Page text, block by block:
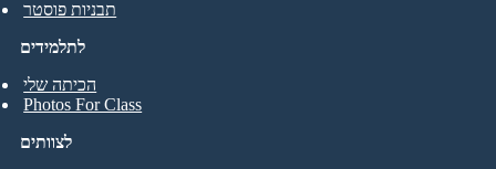
לתלמידים
הכיתה שלי
Photos For Class
תבניות פוסטר
לצוותים